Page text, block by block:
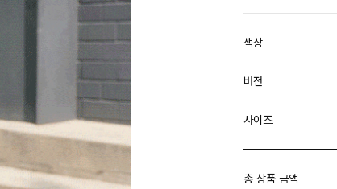
색상
버전
사이즈
총 상품 금액